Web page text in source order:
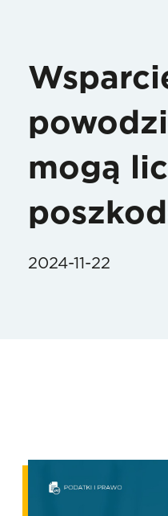
mogą
2024-11-22